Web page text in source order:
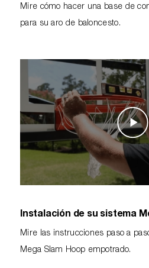
Mire cómo hacer una base de
para su aro de baloncesto.
Instalación de su sistema
Mire las instrucciones paso a
Mega Slam Hoop empotrado.